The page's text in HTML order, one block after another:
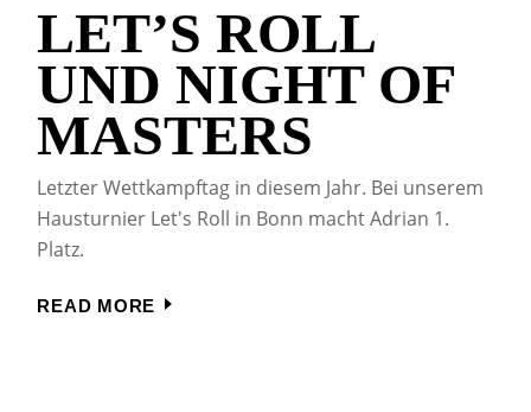
LET’S ROLL
UND NIGHT OF
MASTERS
Letzter Wettkampftag in diesem Jahr. Bei unserem
Hausturnier Let's Roll in Bonn macht Adrian 1.
Platz.
READ MORE